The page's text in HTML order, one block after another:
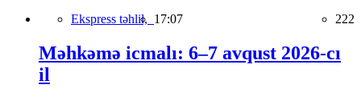
Ekspress təhlil, 17:07 222
Məhkəmə icmalı: 6–7 avqust 2026-cı
il